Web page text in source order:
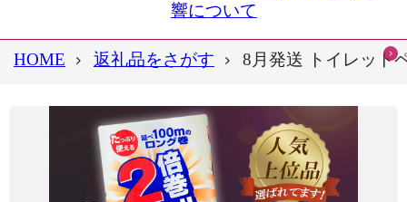
響について
HOME 返礼品をさがす 8月発送 トイレット